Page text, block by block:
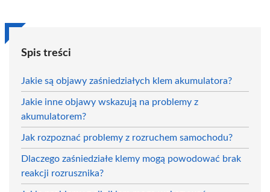
Spis treści
Jakie są objawy zaśniedziałych klem akumulatora?
Jakie inne objawy wskazują na problemy z
akumulatorem?
Jak rozpoznać problemy z rozruchem samochodu?
Dlaczego zaśniedziałe klemy mogą powodować brak
reakcji rozrusznika?